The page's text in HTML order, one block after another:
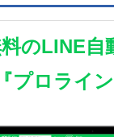
のLINE自
『プロライ